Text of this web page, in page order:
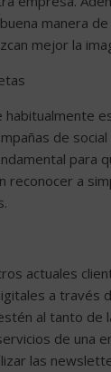
manera
mejor la
habitualmente
de social
para
reconocer a
actuales
a través
al tanto de
de una
las